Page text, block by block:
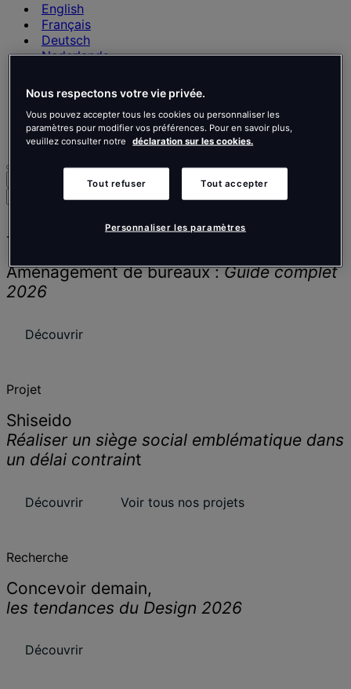
English
Français
Deutsch
Nederlands
Italiano
Português
Português
Polski
Menu
Rechercher
des
des
actualités
informations
Tendances
Aménagement de bureaux :Guide complet
2026
Découvrir
Projet
Shiseido
Réaliser un siège social emblématique dans
un délai contraint
Découvrir Voir tous nos projets
Recherche
Concevoir demain,
les tendances du Design 2026
Découvrir
Nous respectons votre vie privée.
Vous pouvez accepter tous les cookies ou personnaliser les
paramètres pour modifier vos préférences. Pour en savoir plus,
veuillez consulter notre
déclaration sur les cookies.
Tout refuser Tout accepter
Personnaliser les paramètres